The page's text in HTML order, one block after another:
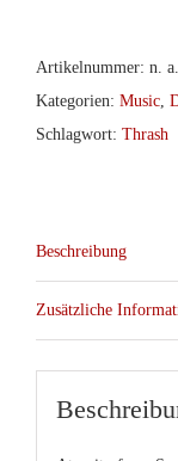
Be
Or
Not
(Dark
Artikelnummer: n. a.
Kategorien: Music
Schlagwort: Thrash
Beschreibung
Zusätzliche